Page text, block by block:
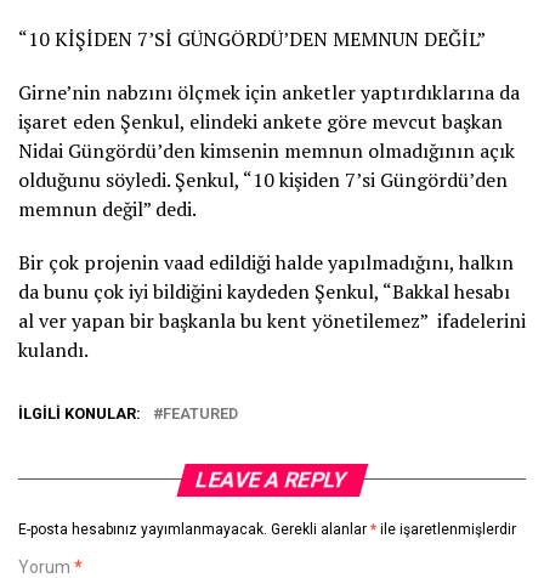
“10 KİŞİDEN 7’Sİ GÜNGÖRDÜ’DEN MEMNUN DEĞİL”
Girne’nin nabzını ölçmek için anketler yaptırdıklarına da
işaret eden Şenkul, elindeki ankete göre mevcut başkan
Nidai Güngördü’den kimsenin memnun olmadığının açık
olduğunu söyledi. Şenkul, “10 kişiden 7’si Güngördü’den
memnun değil” dedi.
Bir çok projenin vaad edildiği halde yapılmadığını, halkın
da bunu çok iyi bildiğini kaydeden Şenkul, “Bakkal hesabı
al ver yapan bir başkanla bu kent yönetilemez” ifadelerini
kulandı.
İLGILI KONULAR: FEATURED
LEAVE A REPLY
E-posta hesabınız yayımlanmayacak. Gerekli alanlar * ile işaretlenmişlerdir
Yorum *